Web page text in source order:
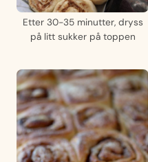
Etter 30-35 minutter, dryss
på litt sukker på toppen